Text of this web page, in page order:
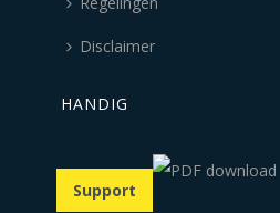
Disclaimer
HANDIG
Support